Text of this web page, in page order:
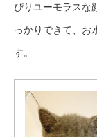
ぴりユーモラスな
っかりできて、お
す。